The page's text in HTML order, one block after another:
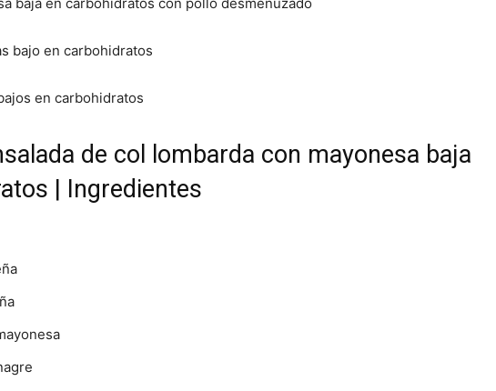
bajo en carbohidratos
en carbohidratos
de col lombarda con mayonesa baja
| Ingredientes